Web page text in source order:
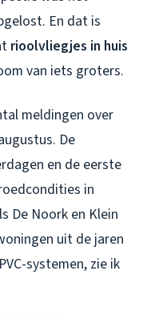
En dat is
rioolvliegjes in huis
van iets groters.
meldingen over
De
en de eerste
in
De Noork en Klein
uit de jaren
systemen, zie ik